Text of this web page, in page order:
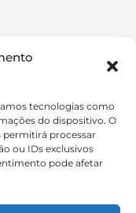
tecnologias como
do dispositivo. O
permitirá processar
ou IDs exclusivos
pode afetar